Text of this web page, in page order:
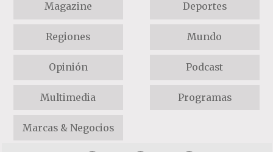
Magazine Deportes
Regiones Mundo
Opinión Podcast
Multimedia Programas
Marcas & Negocios